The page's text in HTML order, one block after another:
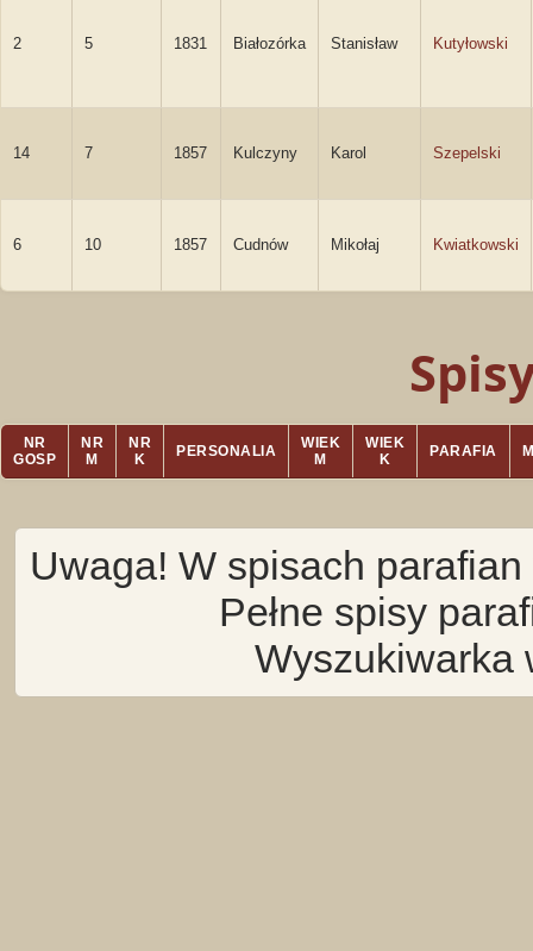
2 5 1831 Białozórka Stanisław Kutyłowski
14 7 1857 Kulczyny Karol Szepelski
6 10 1857 Cudnów Mikołaj Kwiatkowski
NR
GOSP
NR
M
NR
K
PERSONALIA
WIEK
M
WIEK
K
PARAFIA
Uwaga! W spisach
Pełne spisy
Wyszukiwarka